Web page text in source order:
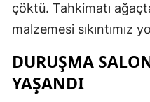
çöktü. Tahkimatı
malzemesi sıkıntımız
DURUŞMA
YAŞANDI